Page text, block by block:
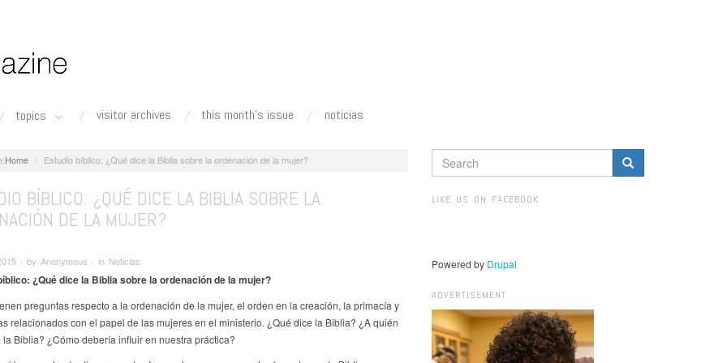
topics visitor archives this month's issue noticias
Home Estudio bíblico: ¿Qué dice la Biblia sobre la ordenación de la mujer?
BÍBLICO: ¿QUÉ DICE LA BIBLIA SOBRE LA
DE LA MUJER?
∙ by Anonymous ∙ in Noticias
¿Qué dice la Biblia sobre la ordenación de la mujer?
preguntas respecto a la ordenación de la mujer, el orden en la creación, la primacía y
relacionados con el papel de las mujeres en el ministerio. ¿Qué dice la Biblia? ¿A quién
Biblia? ¿Cómo debería influir en nuestra práctica?
SEARCH
FORM
LIKE US ON FACEBOOK
Powered by Drupal
ADVERTISEMENT